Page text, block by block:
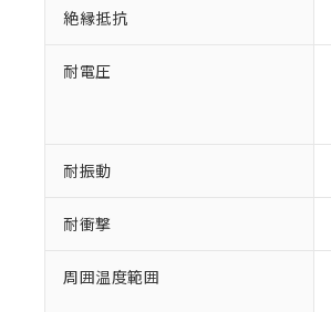
絶縁抵抗
耐電圧
耐振動
耐衝撃
周囲温度範囲